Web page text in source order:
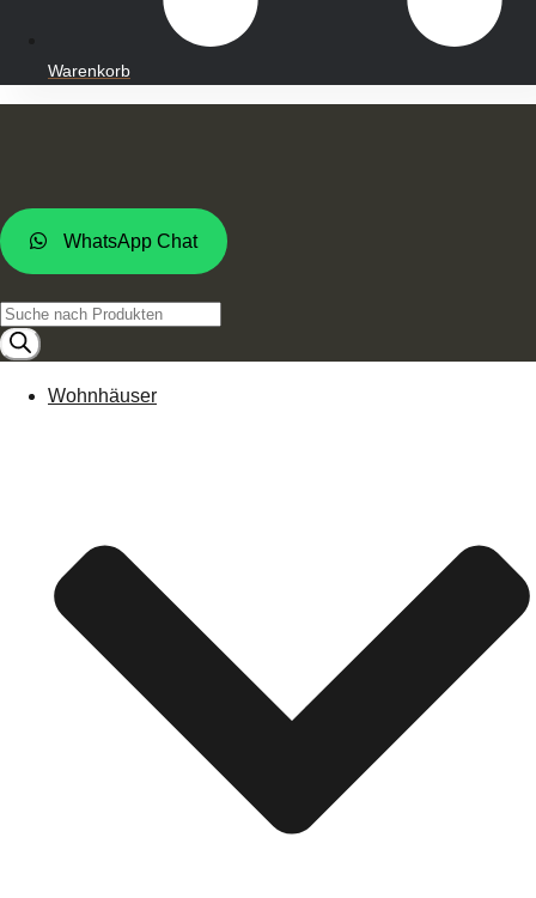
Warenkorb
WhatsApp Chat
Products
search
Wohnhäuser